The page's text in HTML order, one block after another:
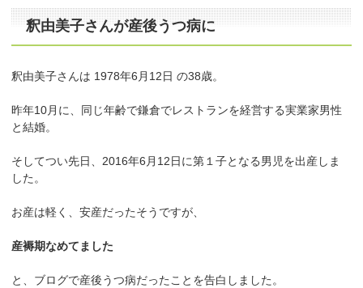
釈由美子さんが産後うつ病に
釈由美子さんは 1978年6月12日 の38歳。
昨年10月に、同じ年齢で鎌倉でレストランを経営する実業家男性
と結婚。
そしてつい先日、2016年6月12日に第１子となる男児を出産しま
した。
お産は軽く、安産だったそうですが、
産褥期なめてました
と、ブログで産後うつ病だったことを告白しました。